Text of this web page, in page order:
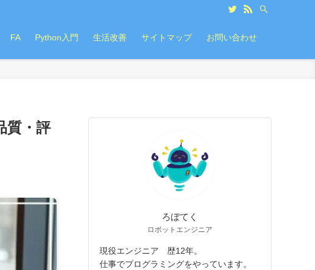
FA Python入門 生活改善 サイトマップ お問い合わせ
質・評
ろぼてく
ロボットエンジニア
現役エンジニア 歴12年。
仕事でプログラミングをやっています。